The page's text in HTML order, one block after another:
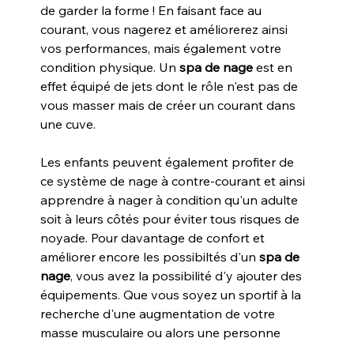
de garder la forme ! En faisant face au
courant, vous nagerez et améliorerez ainsi
vos performances, mais également votre
condition physique. Un spa de nage est en
effet équipé de jets dont le rôle n'est pas de
vous masser mais de créer un courant dans
une cuve.
Les enfants peuvent également profiter de
ce système de nage à contre-courant et ainsi
apprendre à nager à condition qu'un adulte
soit à leurs côtés pour éviter tous risques de
noyade. Pour davantage de confort et
améliorer encore les possibiltés d'un spa de
nage, vous avez la possibilité d'y ajouter des
équipements. Que vous soyez un sportif à la
recherche d'une augmentation de votre
masse musculaire ou alors une personne